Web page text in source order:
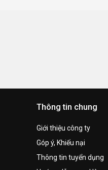
Thông tin chung
Giới thiệu công ty
Góp ý, Khiếu nại
Thông tin tuyển dụng